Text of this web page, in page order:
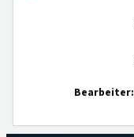
Bearbeiter: